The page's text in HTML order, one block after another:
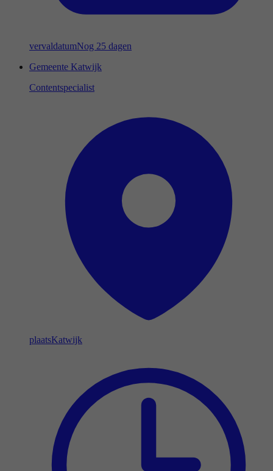
vervaldatumNog 25 dagen
Gemeente Katwijk
Contentspecialist
plaatsKatwijk